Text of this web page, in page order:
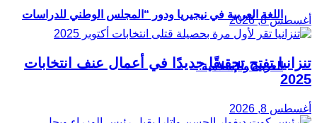
اللغة العربية في نيجيريا ودور “المجلس الوطني للدراسات
العربية والإسلامية”
أغسطس 8, 2026
تنزانيا تفتح تحقيقًا جديدًا في أعمال عنف انتخابات
2025
أغسطس 8, 2026